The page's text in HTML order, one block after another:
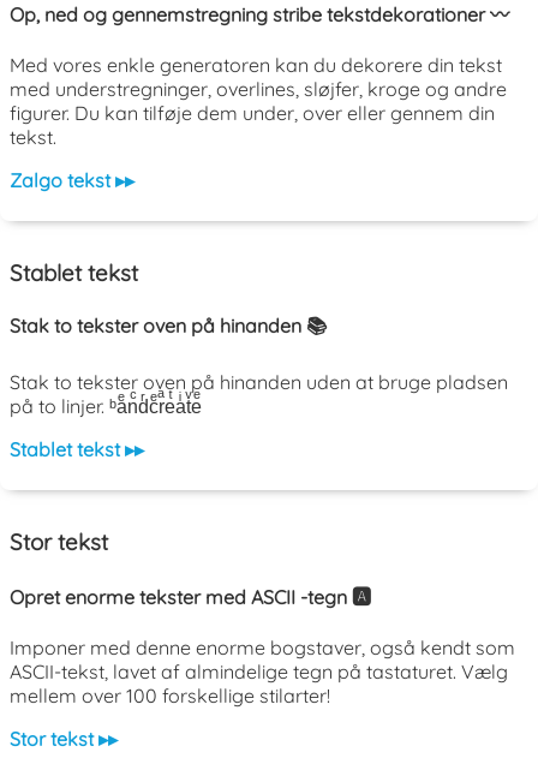
Op, ned og gennemstregning stribe tekstdekorationer 〰️
Med vores enkle generatoren kan du dekorere din tekst
med understregninger, overlines, sløjfer, kroge og andre
figurer. Du kan tilføje dem under, over eller gennem din
tekst.
Zalgo tekst ▸▸
Stablet tekst
Stak to tekster oven på hinanden 📚
Stak to tekster oven på hinanden uden at bruge pladsen
på to linjer. ᵇaͤnͨdͬcͤrͣeͭaͥtͮeͤ
Stablet tekst ▸▸
Stor tekst
Opret enorme tekster med ASCII -tegn 🅰️
Imponer med denne enorme bogstaver, også kendt som
ASCII-tekst, lavet af almindelige tegn på tastaturet. Vælg
mellem over 100 forskellige stilarter!
Stor tekst ▸▸